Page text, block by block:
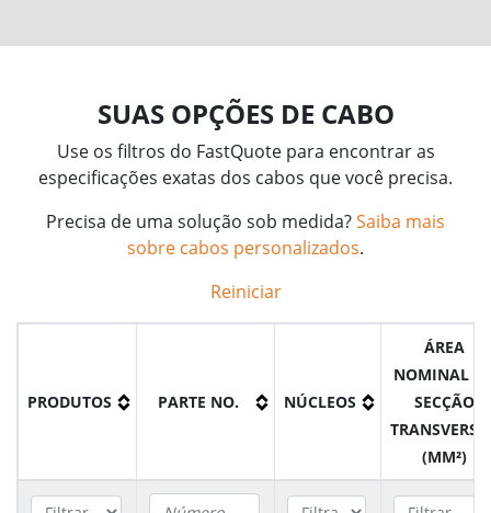
SUAS OPÇÕES DE CABO
Use os filtros do FastQuote para encontrar as
especificações exatas dos cabos que você precisa.
Precisa de uma solução sob medida?Saiba mais
sobre cabos personalizados.
Reiniciar
PRODUTOS PARTE NO. NÚCLEOS
ÁREA
NOMINAL
SECÇÃO
(MM²)